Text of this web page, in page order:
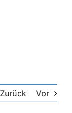
Zurück Vor